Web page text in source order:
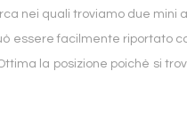
nei quali troviamo due
essere facilmente riportato
la posizione poichè si